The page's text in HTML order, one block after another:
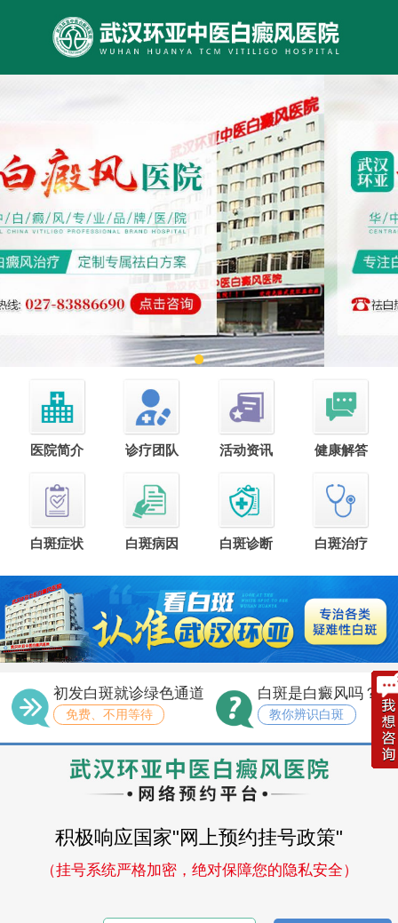
医院简介 诊疗团队 活动资讯 健康解答
白斑症状 白斑病因 白斑诊断 白斑治疗
初发白斑就诊绿色通道
免费、不用等待
白斑是白癜风吗？
教你辨识白斑
积极响应国家"网上预约挂号政策"
（挂号系统严格加密，绝对保障您的隐私安全）